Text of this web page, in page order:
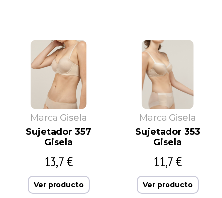
Marca Gisela
Sujetador 357
Gisela
13,7 €
Ver producto
Marca Gisela
Sujetador 353
Gisela
11,7 €
Ver producto